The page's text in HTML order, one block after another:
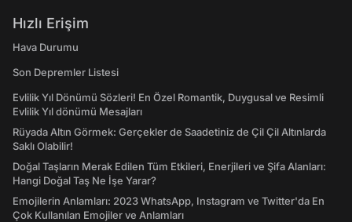
Hızlı Erişim
Hava Durumu
Son Depremler Listesi
Evlilik Yıl Dönümü Sözleri! En Özel Romantik, Duygusal ve Resimli
Evlilik Yıl dönümü Mesajları
Rüyada Altın Görmek: Gerçekler de Saadetiniz de Çil Çil Altınlarda
Saklı Olabilir!
Doğal Taşların Merak Edilen Tüm Etkileri, Enerjileri ve Şifa Alanları:
Hangi Doğal Taş Ne İşe Yarar?
Emojilerin Anlamları: 2023 WhatsApp, Instagram ve Twitter'da En
Çok Kullanılan Emojiler ve Anlamları